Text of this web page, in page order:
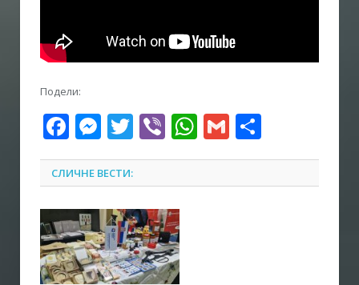
Подели:
Facebook
Messenger
Twitter
ViberWhatsApp
Gmail
СЛИЧНЕ ВЕСТИ: